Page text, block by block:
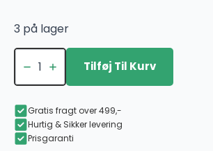
3 på lager
RITECH
Riem
Virtual
3D
VR
Briller
Til
Tilføj Til Kurv
Gratis fragt over 499,-
Hurtig & Sikker levering
Prisgaranti